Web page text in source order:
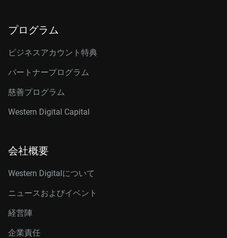
プログラム
ビジネスアカウント特典
パートナープログラム
慈善プログラム
Western Digital Capital
会社概要
Western Digitalについて
ニュースおよびイベント
経営陣
企業責任